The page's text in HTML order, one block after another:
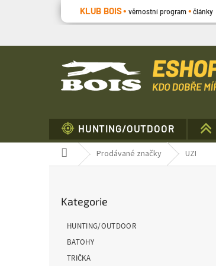
KLUB BOIS věrnostní program články
HUNTING/OUTDOOR
Domů Prodávané značky UZI
kategorie
Kategorie
HUNTING/OUTDOOR
BATOHY
TRIČKA